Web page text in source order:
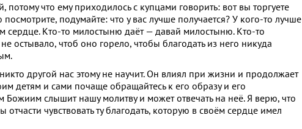
что ему приходилось с купцами говорить: вот вы торгуете
подумайте: что у вас лучше получается? У кого-то лучше
сердце. Кто-то милостыню даёт — давай милостыню. Кто-то
остывало, чтоб оно горело, чтобы благодать из него никуда
другой нас этому не научит. Он влиял при жизни и продолжает
детям и сами почаще обращайтесь к его образу и его
Божиим слышит нашу молитву и может отвечать на неё. Я верю, что
чувствовать ту благодать, которую в своём сердце имел